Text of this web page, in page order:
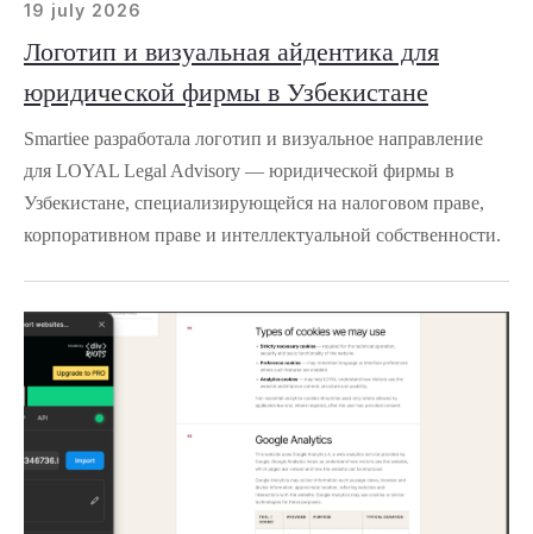
19 july 2026
Логотип и визуальная айдентика для
юридической фирмы в Узбекистане
Smartiee разработала логотип и визуальное направление
для LOYAL Legal Advisory — юридической фирмы в
Узбекистане, специализирующейся на налоговом праве,
корпоративном праве и интеллектуальной собственности.